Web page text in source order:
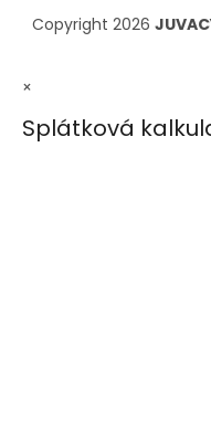
Copyright 2026
×
Splátková